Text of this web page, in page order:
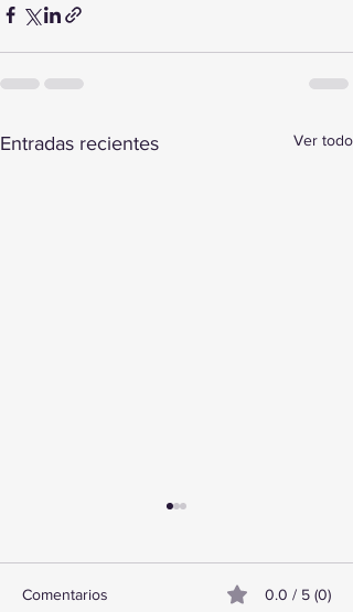
Entradas recientes Ver todo
Comentarios 0.0 / 5 (0)